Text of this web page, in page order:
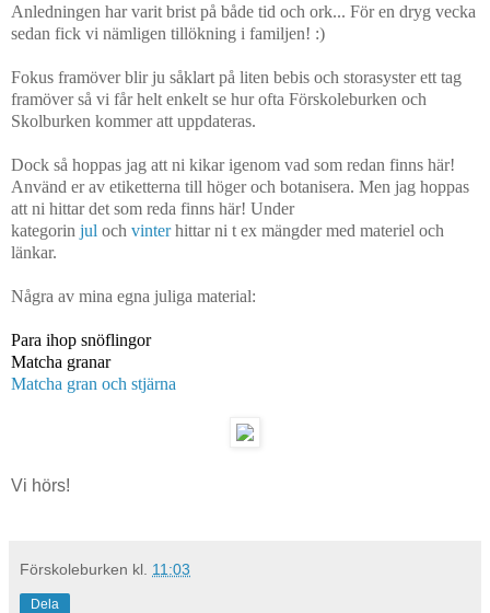
Anledningen har varit brist på både tid och ork... För en dryg vecka
sedan fick vi nämligen tillökning i familjen! :)
Fokus framöver blir ju såklart på liten bebis och storasyster ett tag
framöver så vi får helt enkelt se hur ofta Förskoleburken och
Skolburken kommer att uppdateras.
Dock så hoppas jag att ni kikar igenom vad som redan finns här!
Använd er av etiketterna till höger och botanisera. Men jag hoppas
att ni hittar det som reda finns här! Under
kategorin jul och vinterhittar ni t ex mängder med materiel och
länkar.
Några av mina egna juliga material:
Para ihop snöflingor
Matcha granar
Matcha gran och stjärna
Vi hörs!
Förskoleburken kl. 11:03
Dela